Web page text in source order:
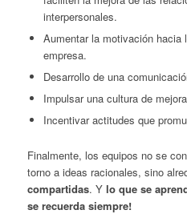
interpersonales.
Aumentar la motivación
empresa.
Desarrollo de una
Impulsar una cultura de
Incentivar actitudes que
Finalmente, los equipos no se
torno a ideas racionales, sino
compartidas. Y lo que se
se recuerda siempre!